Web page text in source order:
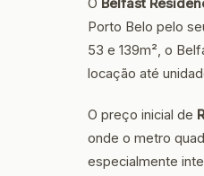
O Belfast
Porto Belo pelo
53 e 139m², o
locação até
O preço inicial de
onde o metro
especialmente